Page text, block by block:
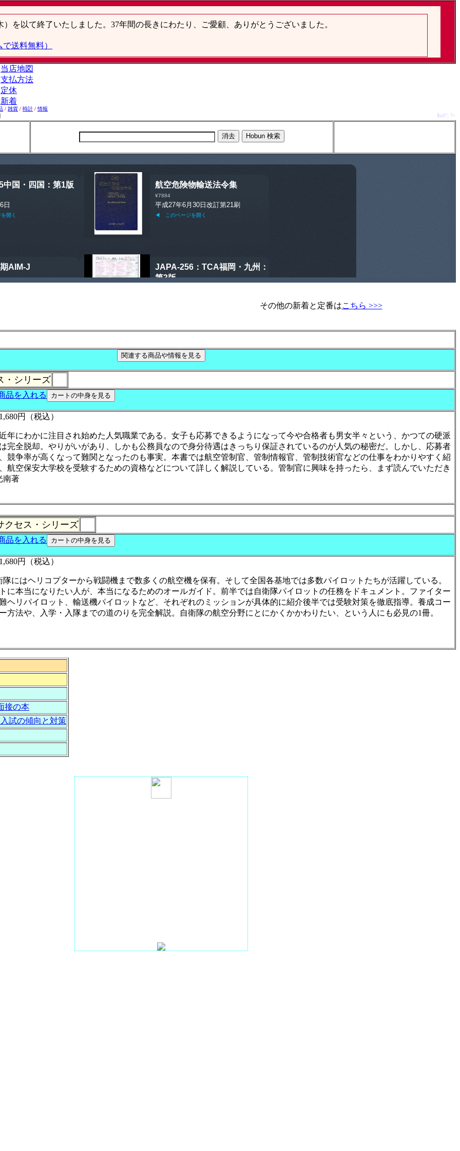
/ 雑貨 / 時計 / 情報
$url"; ?>
その他の新着と定番はこちら >>>
・シリーズ
円（税込）
年にわかに注目され始めた人気職業である。女子も応募できるようになって今や合格者も男女半々という、かつての硬派
完全脱却。やりがいがあり、しかも公務員なので身分待遇はきっちり保証されているのが人気の秘密だ。しかし、応募者
競争率が高くなって難関となったのも事実。本書では航空管制官、管制情報官、管制技術官などの仕事をわかりやすく紹
航空保安大学校を受験するための資格などについて詳しく解説している。管制官に興味を持ったら、まず読んでいただき
南著
クセス・シリーズ
円（税込）
隊にはヘリコプターから戦闘機まで数多くの航空機を保有。そして全国各基地では多数パイロットたちが活躍している。
に本当になりたい人が、本当になるためのオールガイド。前半では自衛隊パイロットの任務をドキュメント。ファイター
ヘリパイロット、輸送機パイロットなど、それぞれのミッションが具体的に紹介後半では受験対策を徹底指導。養成コー
方法や、入学・入隊までの道のりを完全解説。自衛隊の航空分野にとにかくかかわりたい、という人にも必見の1冊。
接の本
試の傾向と対策